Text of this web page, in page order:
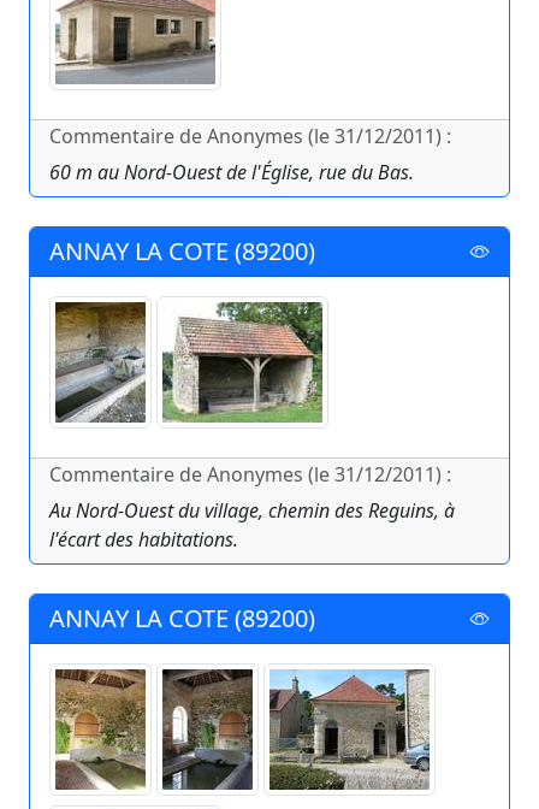
Commentaire de Anonymes (le 31/12/2011) :
60 m au Nord-Ouest de l'Église, rue du Bas.
ANNAY LA COTE (89200)
Commentaire de Anonymes (le 31/12/2011) :
Au Nord-Ouest du village, chemin des Reguins, à
l'écart des habitations.
ANNAY LA COTE (89200)